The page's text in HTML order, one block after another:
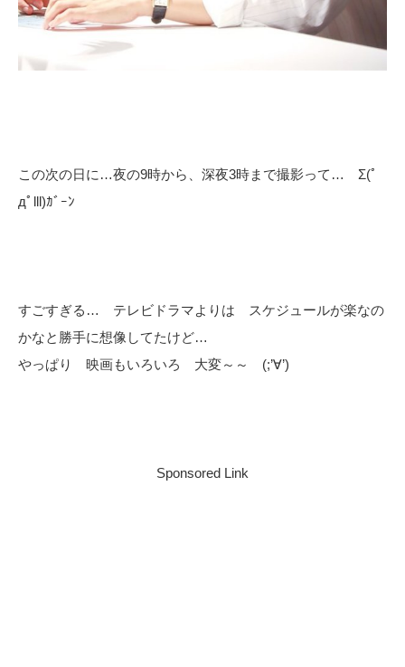
この次の日に…夜の9時から、深夜3時まで撮影って… Σ(ﾟ
дﾟlll)ｶﾞｰﾝ
すごすぎる… テレビドラマよりは スケジュールが楽なの
かなと勝手に想像してたけど…
やっぱり 映画もいろいろ 大変～～ (;’∀’)
Sponsored Link